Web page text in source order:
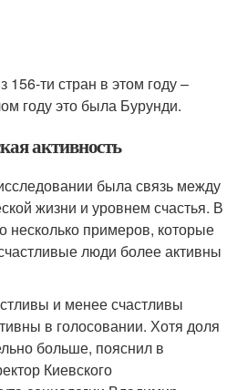
ти стран в этом году –
году это была Бурунди.
активность
была связь между
жизни и уровнем счастья. В
примеров, которые
люди более активны
и менее счастливы
в голосовании. Хотя доля
больше, пояснил в
Киевского